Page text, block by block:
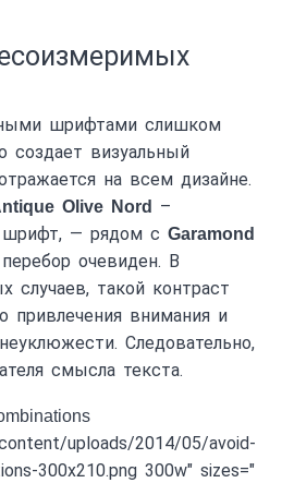
шрифтами слишком
создает визуальный
на всем дизайне.
Olive Nord
–
— рядом с Garamond
очевиден. В
случаев, такой контраст
привлечения внимания и
Следовательно,
смысла текста.
uploads/2014/05/avoid-
300x210.png 300w" sizes="